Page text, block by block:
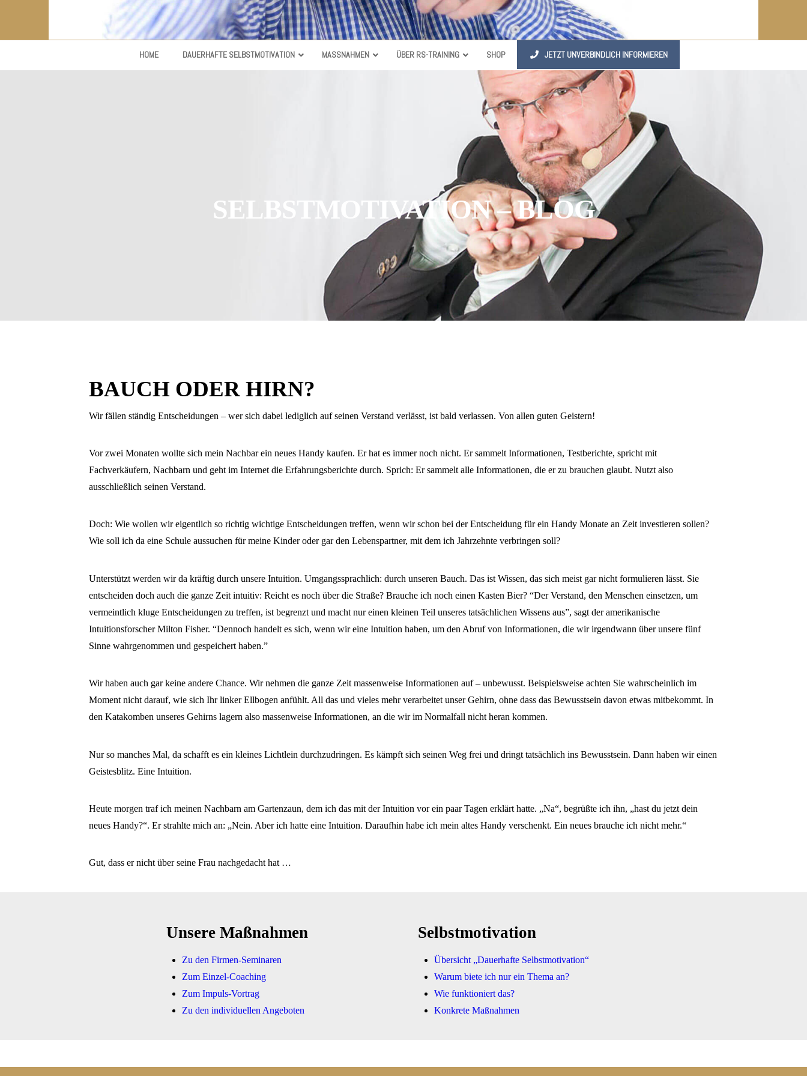
HOME DAUERHAFTE SELBSTMOTIVATION MASSNAHMEN ÜBER RS-TRAINING SHOP JETZT UNVERBINDLICH INFORMIEREN
SELBSTMOTIVATION – BLOG
BAUCH ODER HIRN?
Wir fällen ständig Entscheidungen – wer sich dabei lediglich auf seinen Verstand verlässt, ist bald verlassen. Von allen guten Geistern!
Vor zwei Monaten wollte sich mein Nachbar ein neues Handy kaufen. Er hat es immer noch nicht. Er sammelt Informationen, Testberichte, spricht mit
Fachverkäufern, Nachbarn und geht im Internet die Erfahrungsberichte durch. Sprich: Er sammelt alle Informationen, die er zu brauchen glaubt. Nutzt also
ausschließlich seinen Verstand.
Doch: Wie wollen wir eigentlich so richtig wichtige Entscheidungen treffen, wenn wir schon bei der Entscheidung für ein Handy Monate an Zeit investieren sollen?
Wie soll ich da eine Schule aussuchen für meine Kinder oder gar den Lebenspartner, mit dem ich Jahrzehnte verbringen soll?
Unterstützt werden wir da kräftig durch unsere Intuition. Umgangssprachlich: durch unseren Bauch. Das ist Wissen, das sich meist gar nicht formulieren lässt. Sie
entscheiden doch auch die ganze Zeit intuitiv: Reicht es noch über die Straße? Brauche ich noch einen Kasten Bier? “Der Verstand, den Menschen einsetzen, um
vermeintlich kluge Entscheidungen zu treffen, ist begrenzt und macht nur einen kleinen Teil unseres tatsächlichen Wissens aus”, sagt der amerikanische
Intuitionsforscher Milton Fisher. “Dennoch handelt es sich, wenn wir eine Intuition haben, um den Abruf von Informationen, die wir irgendwann über unsere fünf
Sinne wahrgenommen und gespeichert haben.”
Wir haben auch gar keine andere Chance. Wir nehmen die ganze Zeit massenweise Informationen auf – unbewusst. Beispielsweise achten Sie wahrscheinlich im
Moment nicht darauf, wie sich Ihr linker Ellbogen anfühlt. All das und vieles mehr verarbeitet unser Gehirn, ohne dass das Bewusstsein davon etwas mitbekommt. In
den Katakomben unseres Gehirns lagern also massenweise Informationen, an die wir im Normalfall nicht heran kommen.
Nur so manches Mal, da schafft es ein kleines Lichtlein durchzudringen. Es kämpft sich seinen Weg frei und dringt tatsächlich ins Bewusstsein. Dann haben wir einen
Geistesblitz. Eine Intuition.
Heute morgen traf ich meinen Nachbarn am Gartenzaun, dem ich das mit der Intuition vor ein paar Tagen erklärt hatte. „Na“, begrüßte ich ihn, „hast du jetzt dein
neues Handy?“. Er strahlte mich an: „Nein. Aber ich hatte eine Intuition. Daraufhin habe ich mein altes Handy verschenkt. Ein neues brauche ich nicht mehr.“
Gut, dass er nicht über seine Frau nachgedacht hat …
Unsere Maßnahmen
Zu den Firmen-Seminaren
Zum Einzel-Coaching
Zum Impuls-Vortrag
Zu den individuellen Angeboten
Selbstmotivation
Übersicht „Dauerhafte Selbstmotivation“
Warum biete ich nur ein Thema an?
Wie funktioniert das?
Konkrete Maßnahmen